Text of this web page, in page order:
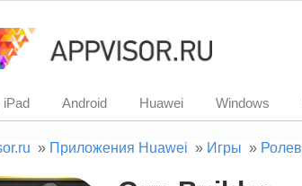
iPad Android Huawei Windows
» Приложения Huawei » Игры »